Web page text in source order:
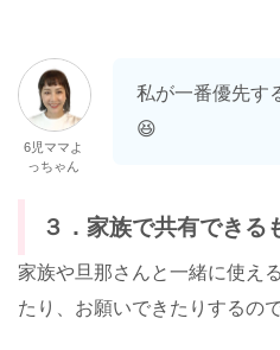
6児ママよ
っちゃん
私が一番優先す
😆
３．家族で共有できる
家族や旦那さんと一緒に使え
たり、お願いできたりするの